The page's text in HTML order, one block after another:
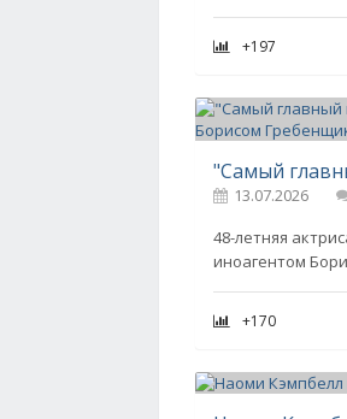
+197
13.07.2026
48-летняя
иноагентом
+170